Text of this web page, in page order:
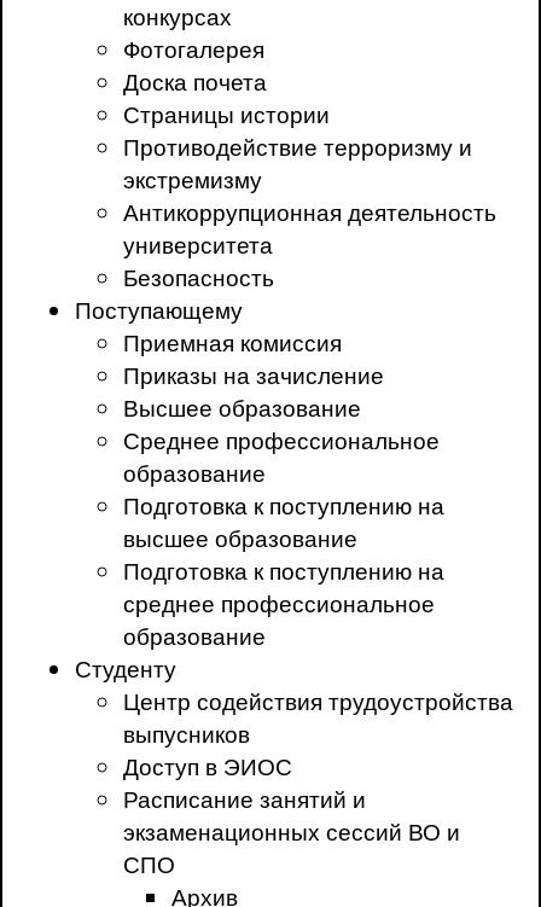
конкурсах
Фотогалерея
Доска почета
Страницы истории
Противодействие терроризму и
экстремизму
Антикоррупционная деятельность
университета
Безопасность
Поступающему
Приемная комиссия
Приказы на зачисление
Высшее образование
Среднее профессиональное
образование
Подготовка к поступлению на
высшее образование
Подготовка к поступлению на
среднее профессиональное
образование
Студенту
Центр содействия трудоустройства
выпусников
Доступ в ЭИОС
Расписание занятий и
экзаменационных сессий ВО и
СПО
Архив